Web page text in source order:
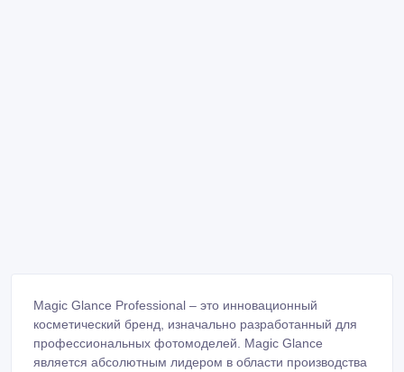
является абсолютным лидером в области производства
и продажи наиболее эффективных средств по уходу за
ресницами. Линия Magic Glance создана французской
фармацевтической компанией Laboratoires Richelet.